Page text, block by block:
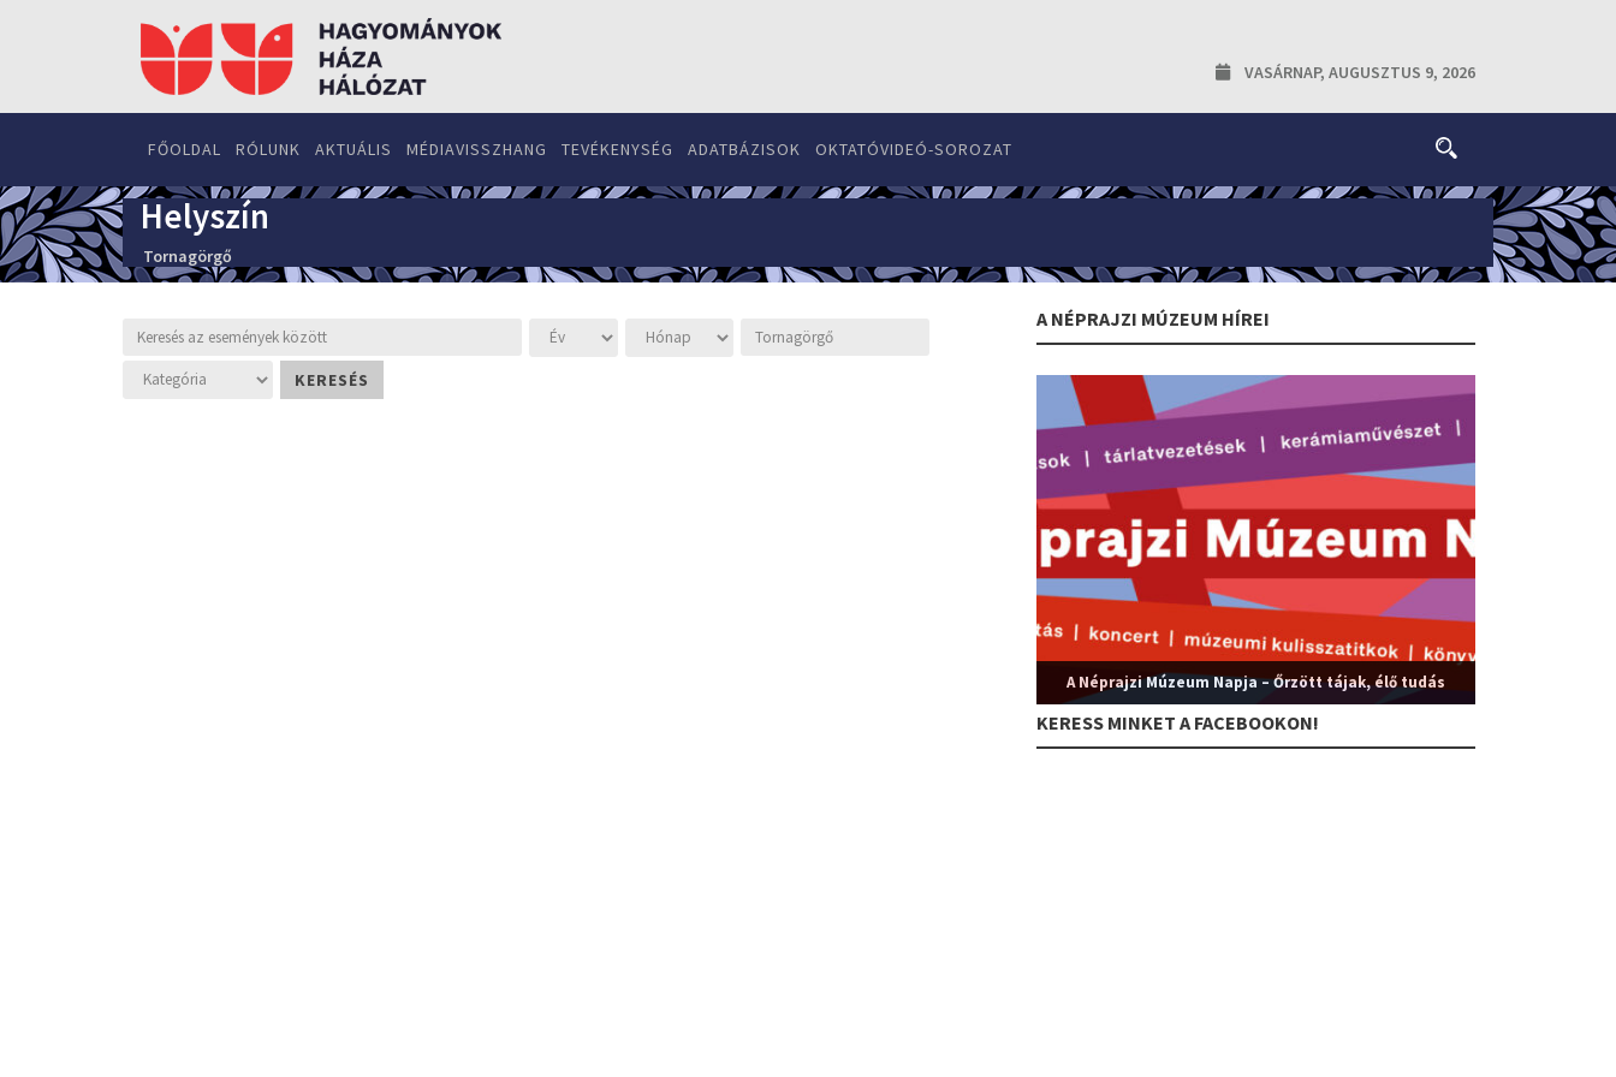
VASÁRNAP, AUGUSZTUS 9, 2026
FŐOLDAL RÓLUNK AKTUÁLIS MÉDIAVISSZHANG TEVÉKENYSÉG ADATBÁZISOK OKTATÓVIDEÓ-SOROZAT
Helyszín
Tornagörgő
A NÉPRAJZI MÚZEUM HÍREI
A Néprajzi Múzeum Napja – Őrzött tájak, élő tudás
KERESS MINKET A FACEBOOKON!